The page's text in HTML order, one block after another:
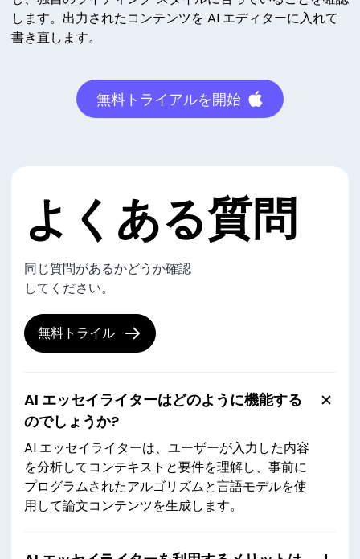
します。出力されたコンテンツを AI エディターに入れて
書き直します。
無料トライアルを開始
よくある質問
同じ質問があるかどうか確認
してください。
無料トライル
AI エッセイライターはどのように機能する
のでしょうか?
AI エッセイライターは、ユーザーが入力した内容
を分析してコンテキストと要件を理解し、事前に
プログラムされたアルゴリズムと言語モデルを使
用して論文コンテンツを生成します。